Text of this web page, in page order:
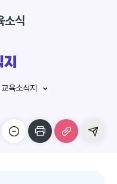
소식
교육소식지